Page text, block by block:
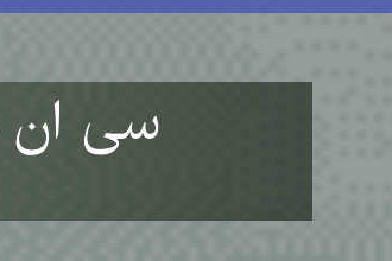
سی ان